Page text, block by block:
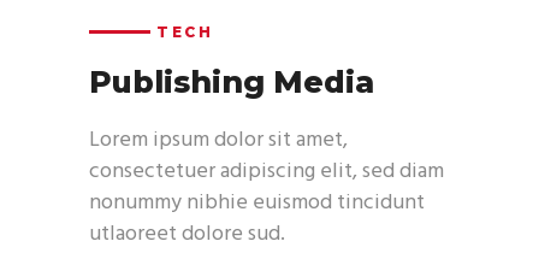
TECH
Publishing Media
Lorem ipsum dolor sit amet,
consectetuer adipiscing elit, sed diam
nonummy nibhie euismod tincidunt
utlaoreet dolore sud.